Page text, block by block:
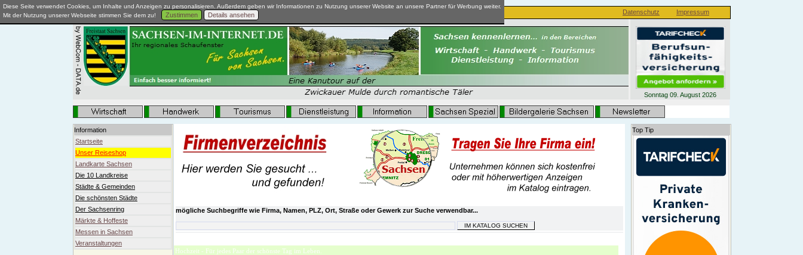
Diese Seite verwendet Cookies, um Inhalte und Anzeigen zu personalisieren. Außerdem geben wir Informationen zu Nutzung unserer Website an unsere Partner für Werbung weiter.
Mit der Nutzung unserer Webseite stimmen Sie dem zu!
Zustimmen Details ansehen Impressum
Datenschutz
Sonntag 09. August 2026
Information
Startseite
Unser Reiseshop
Landkarte Sachsen
Die 10 Landkreise
Städte & Gemeinden
Die schönsten Städte
Der Sachsenring
Märkte & Hoffeste
Messen in Sachsen
Veranstaltungen
Top Tip
mögliche Suchbegriffe wie Firma, Namen, PLZ, Ort, Straße oder Gewerk zur Suche verwendbar...
Hochzeit - Für jedes Paar der schönste Tag im Leben.